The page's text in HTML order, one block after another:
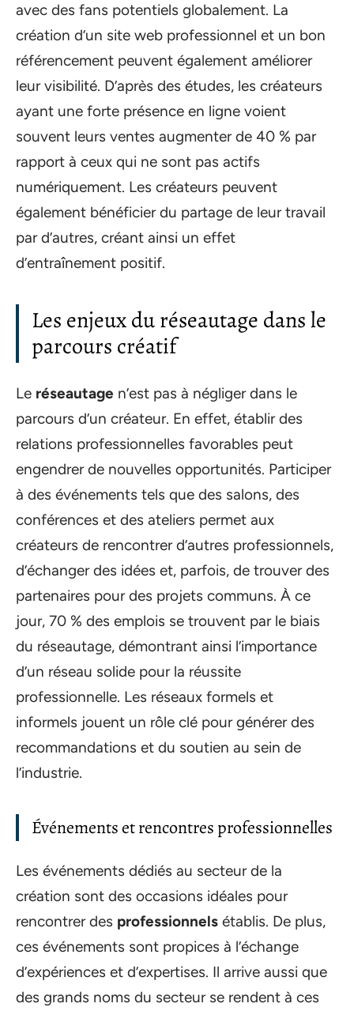
avec des fans potentiels globalement. La
création d’un site web professionnel et un bon
référencement peuvent également améliorer
leur visibilité. D’après des études, les créateurs
ayant une forte présence en ligne voient
souvent leurs ventes augmenter de 40 % par
rapport à ceux qui ne sont pas actifs
numériquement. Les créateurs peuvent
également bénéficier du partage de leur travail
par d’autres, créant ainsi un effet
d’entraînement positif.
Les enjeux du réseautage dans le
parcours créatif
Le réseautage n’est pas à négliger dans le
parcours d’un créateur. En effet, établir des
relations professionnelles favorables peut
engendrer de nouvelles opportunités. Participer
à des événements tels que des salons, des
conférences et des ateliers permet aux
créateurs de rencontrer d’autres professionnels,
d’échanger des idées et, parfois, de trouver des
partenaires pour des projets communs. À ce
jour, 70 % des emplois se trouvent par le biais
du réseautage, démontrant ainsi l’importance
d’un réseau solide pour la réussite
professionnelle. Les réseaux formels et
informels jouent un rôle clé pour générer des
recommandations et du soutien au sein de
l’industrie.
Événements et rencontres professionnelles
Les événements dédiés au secteur de la
création sont des occasions idéales pour
rencontrer des professionnels établis. De plus,
ces événements sont propices à l’échange
d’expériences et d’expertises. Il arrive aussi que
des grands noms du secteur se rendent à ces